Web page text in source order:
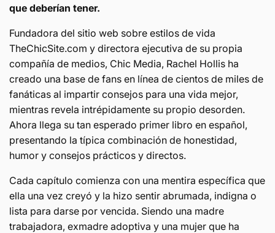
que deberían tener.
Fundadora del sitio web sobre estilos de vida
TheChicSite.com y directora ejecutiva de su propia
compañía de medios, Chic Media, Rachel Hollis ha
creado una base de fans en línea de cientos de miles de
fanáticas al impartir consejos para una vida mejor,
mientras revela intrépidamente su propio desorden.
Ahora llega su tan esperado primer libro en español,
presentando la típica combinación de honestidad,
humor y consejos prácticos y directos.
Cada capítulo comienza con una mentira específica que
ella una vez creyó y la hizo sentir abrumada, indigna o
lista para darse por vencida. Siendo una madre
trabajadora, exmadre adoptiva y una mujer que ha